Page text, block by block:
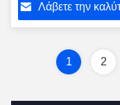
περιστροφικός
Λάβετε την
1 2